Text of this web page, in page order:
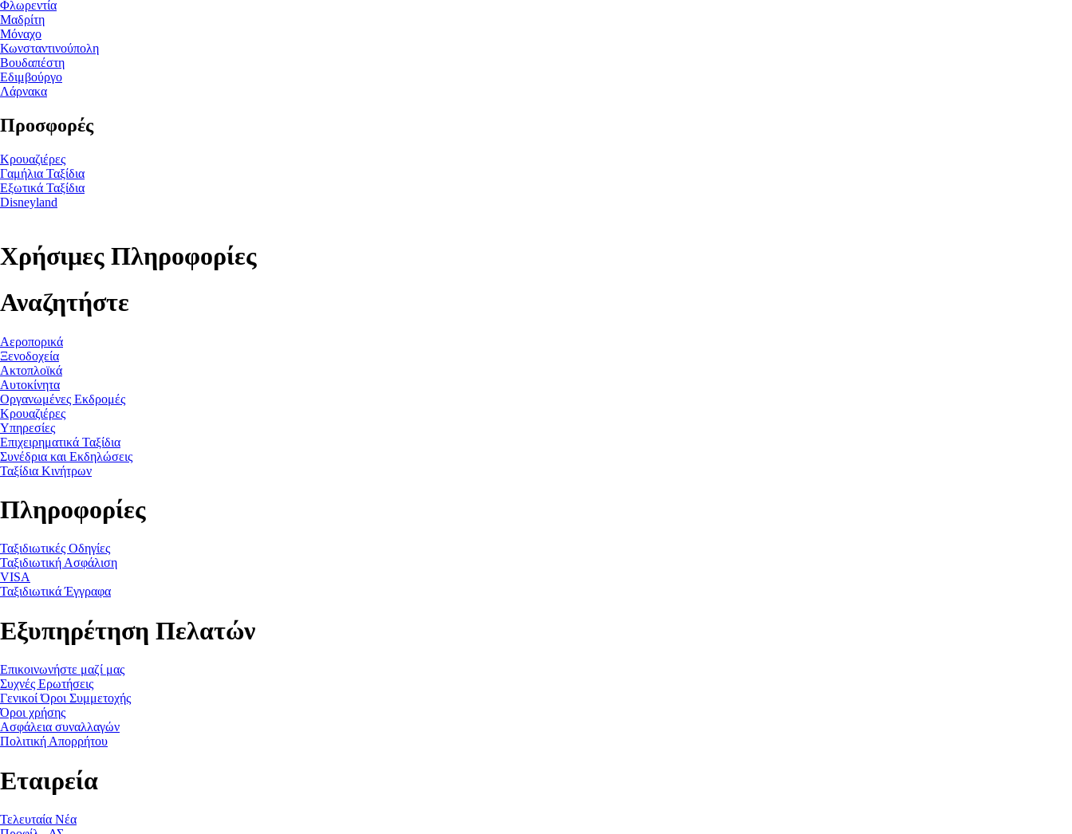
Φλωρεντία
Μαδρίτη
Μόναχο
Κωνσταντινούπολη
Βουδαπέστη
Εδιμβούργο
Λάρνακα
Προσφορές
Κρουαζιέρες
Γαμήλια Ταξίδια
Εξωτικά Ταξίδια
Disneyland
Χρήσιμες Πληροφορίες
Αναζητήστε
Αεροπορικά
Ξενοδοχεία
Ακτοπλοϊκά
Αυτοκίνητα
Οργανωμένες Εκδρομές
Κρουαζιέρες
Υπηρεσίες
Επιχειρηματικά Ταξίδια
Συνέδρια και Εκδηλώσεις
Ταξίδια Κινήτρων
Πληροφορίες
Ταξιδιωτικές Οδηγίες
Ταξιδιωτική Ασφάλιση
VISA
Ταξιδιωτικά Έγγραφα
Εξυπηρέτηση Πελατών
Επικοινωνήστε μαζί μας
Συχνές Ερωτήσεις
Γενικοί Όροι Συμμετοχής
Όροι χρήσης
Ασφάλεια συναλλαγών
Πολιτική Απορρήτου
Εταιρεία
Τελευταία Νέα